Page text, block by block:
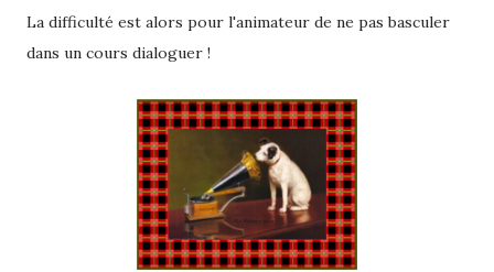
La difficulté est alors pour l'animateur de ne pas basculer
dans un cours dialoguer !